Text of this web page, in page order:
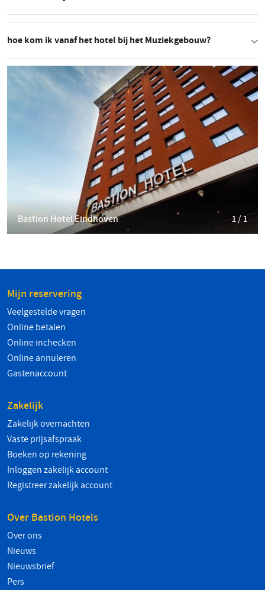
hoe kom ik vanaf het hotel bij het Muziekgebouw?
Bastion Hotel Eindhoven 1 / 1
Mijn reservering
Veelgestelde vragen
Online betalen
Online inchecken
Online annuleren
Gastenaccount
Zakelijk
Zakelijk overnachten
Vaste prijsafspraak
Boeken op rekening
Inloggen zakelijk account
Registreer zakelijk account
Over Bastion Hotels
Over ons
Nieuws
Nieuwsbrief
Pers